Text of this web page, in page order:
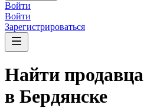
Войти
Войти
Зарегистрироваться
Найти продавца
в Бердянске